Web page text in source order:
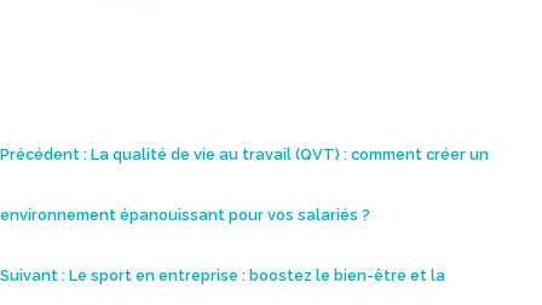
Navigation
de
l’article
Précédent : La qualité de vie au travail (QVT) : comment créer un
environnement épanouissant pour vos salariés ?
Suivant : Le sport en entreprise : boostez le bien-être et la